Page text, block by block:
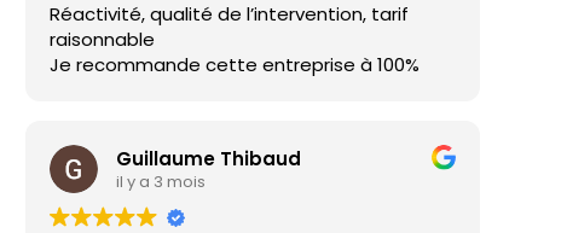
Réactivité, qualité de l’intervention, tarif
raisonnable
Je recommande cette entreprise à 100%
Guillaume Thibaud
il y a 3 mois